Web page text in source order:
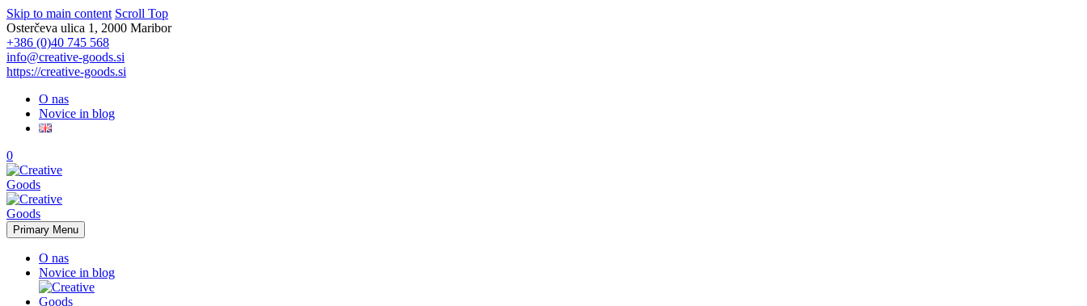
Skip to main content Scroll Top
Osterčeva ulica 1, 2000 Maribor
+386 (0)40 745 568
info@creative-goods.si
https://creative-goods.si
O nas
Novice in blog
0
Primary Menu
O nas
Novice in blog